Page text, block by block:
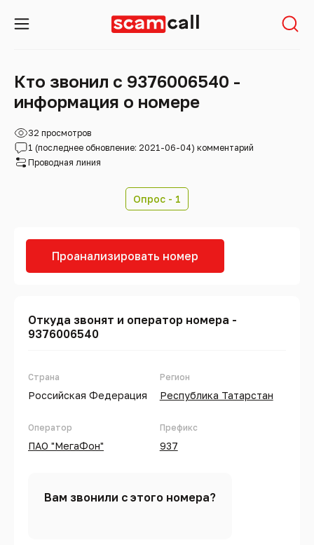
Кто звонил с 9376006540 -
информация о номере
32 просмотров
1 (последнее обновление: 2021-06-04) комментарий
Проводная линия
Опрос - 1
Проанализировать номер
Откуда звонят и оператор номера -
9376006540
Страна
Российская Федерация
Оператор
ПАО "МегаФон"
Регион
Республика Татарстан
Префикс
937
Вам звонили с этого номера?